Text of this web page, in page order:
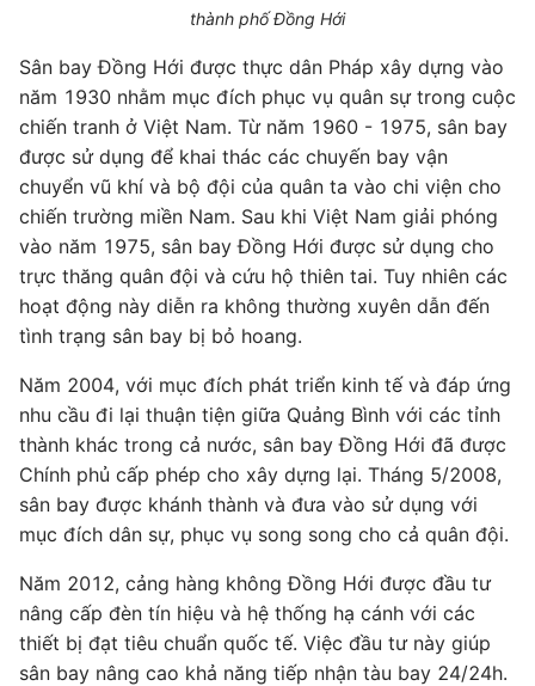
thành phố Đồng Hới
Sân bay Đồng Hới được thực dân Pháp xây dựng vào
năm 1930 nhằm mục đích phục vụ quân sự trong cuộc
chiến tranh ở Việt Nam. Từ năm 1960 - 1975, sân bay
được sử dụng để khai thác các chuyến bay vận
chuyển vũ khí và bộ đội của quân ta vào chi viện cho
chiến trường miền Nam. Sau khi Việt Nam giải phóng
vào năm 1975, sân bay Đồng Hới được sử dụng cho
trực thăng quân đội và cứu hộ thiên tai. Tuy nhiên các
hoạt động này diễn ra không thường xuyên dẫn đến
tình trạng sân bay bị bỏ hoang.
Năm 2004, với mục đích phát triển kinh tế và đáp ứng
nhu cầu đi lại thuận tiện giữa Quảng Bình với các tỉnh
thành khác trong cả nước, sân bay Đồng Hới đã được
Chính phủ cấp phép cho xây dựng lại. Tháng 5/2008,
sân bay được khánh thành và đưa vào sử dụng với
mục đích dân sự, phục vụ song song cho cả quân đội.
Năm 2012, cảng hàng không Đồng Hới được đầu tư
nâng cấp đèn tín hiệu và hệ thống hạ cánh với các
thiết bị đạt tiêu chuẩn quốc tế. Việc đầu tư này giúp
sân bay nâng cao khả năng tiếp nhận tàu bay 24/24h.